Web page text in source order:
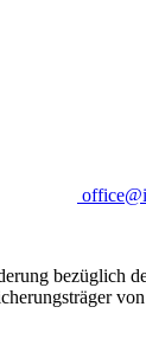
bezüglich